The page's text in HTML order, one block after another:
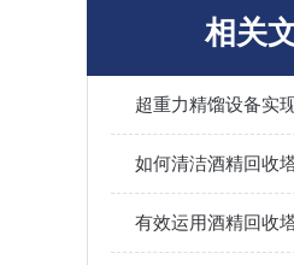
相关
超重力精馏设备实
如何清洁酒精回收
有效运用酒精回收